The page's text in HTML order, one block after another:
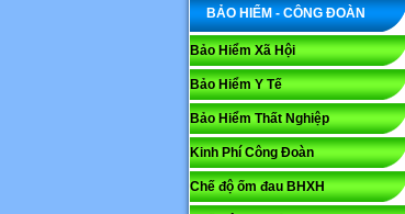
BẢO HIỂM - CÔNG ĐOÀN
Bảo Hiểm Xã Hội
Bảo Hiểm Y Tế
Bảo Hiểm Thất Nghiệp
Kinh Phí Công Đoàn
Chế độ ốm đau BHXH